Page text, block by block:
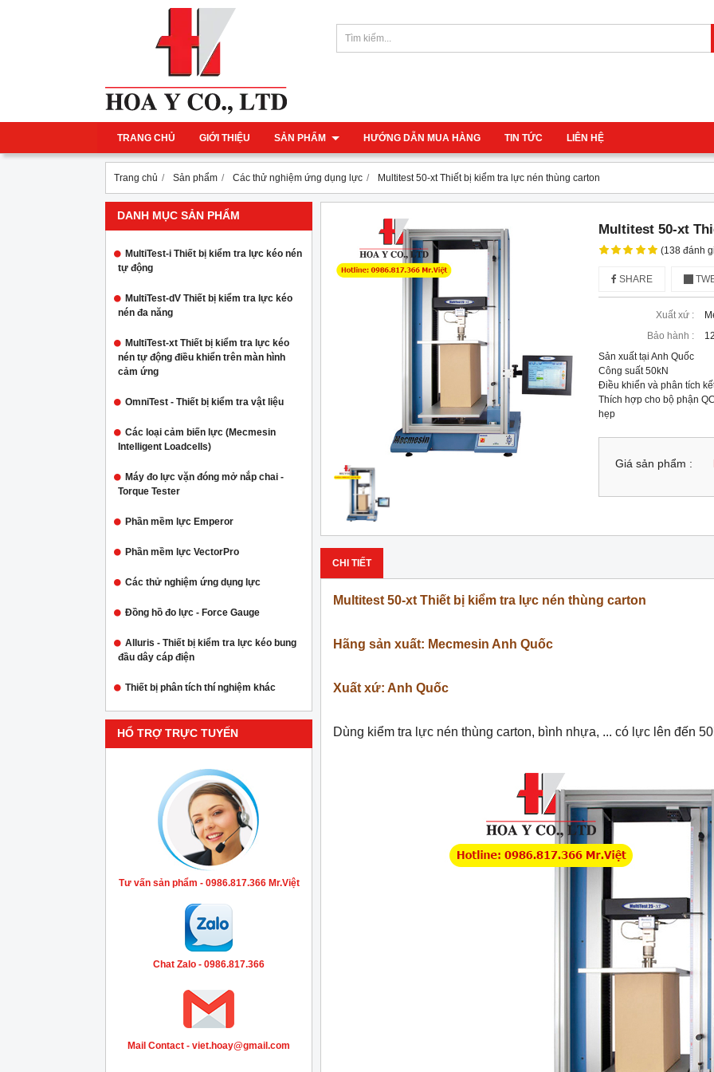
TRANG CHỦ GIỚI THIỆU SẢN PHẨM HƯỚNG DẪN MUA HÀNG TIN TỨC LIÊN HỆ
Trang chủ Sản phẩm Các thử nghiệm ứng dụng lực Multitest 50-xt Thiết bị kiểm tra lực nén thùng carton
DANH MỤC SẢN PHẨM
MultiTest-i Thiết bị kiểm tra lực kéo nén
tự động
MultiTest-dV Thiết bị kiểm tra lực kéo
nén đa năng
MultiTest-xt Thiết bị kiểm tra lực kéo
nén tự động điều khiển trên màn hình
cảm ứng
OmniTest - Thiết bị kiểm tra vật liệu
Các loại cảm biến lực (Mecmesin
Intelligent Loadcells)
Máy đo lực vặn đóng mở nắp chai -
Torque Tester
Phần mềm lực Emperor
Phần mềm lực VectorPro
Các thử nghiệm ứng dụng lực
Đồng hồ đo lực - Force Gauge
Alluris - Thiết bị kiểm tra lực kéo bung
đầu dây cáp điện
Thiết bị phân tích thí nghiệm khác
HỔ TRỢ TRỰC TUYẾN
Tư vấn sản phẩm - 0986.817.366 Mr.Việt
Chat Zalo - 0986.817.366
Mail Contact - viet.hoay@gmail.com
Multitest 50-xt
(138 đánh
SHARE
Xuất xứ :
Bảo hành :
Sản xuất tại Anh Quốc
Công suất 50kN
Điều khiển và phân tích
Thích hợp cho bộ phận
hẹp
Giá sản phẩm :
CHI TIẾT
Multitest 50-xt Thiết bị kiểm tra lực nén thùng carton
Hãng sản xuất: Mecmesin Anh Quốc
Xuất xứ: Anh Quốc
Dùng kiểm tra lực nén thùng carton, bình nhựa, ... có lực lên đến